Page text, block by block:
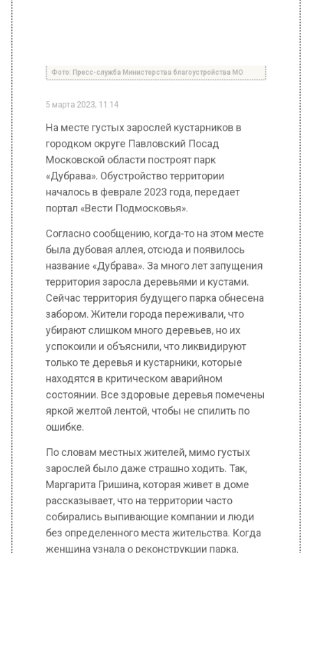
«Дубрава». Обустройство территории
портал «Вести Подмосковья».
Согласно сообщению, когда-то на этом месте
была дубовая аллея, отсюда и появилось
название «Дубрава». За много лет запущения
территория заросла деревьями и кустами.
забором. Жители города переживали, что
убирают слишком много деревьев, но их
успокоили и объяснили, что ликвидируют
только те деревья и кустарники, которые
находятся в критическом аварийном
состоянии. Все здоровые деревья помечены
яркой желтой лентой, чтобы не спилить по
ошибке.
По словам местных жителей, мимо густых
зарослей было даже страшно ходить. Так,
Маргарита Гришина, которая живет в доме
рассказывает, что на территории часто
собирались выпивающие компании и люди
без определенного места жительства. Когда
женщина узнала о реконструкции парка,
очень обрадовалась и ждет с нетерпением,